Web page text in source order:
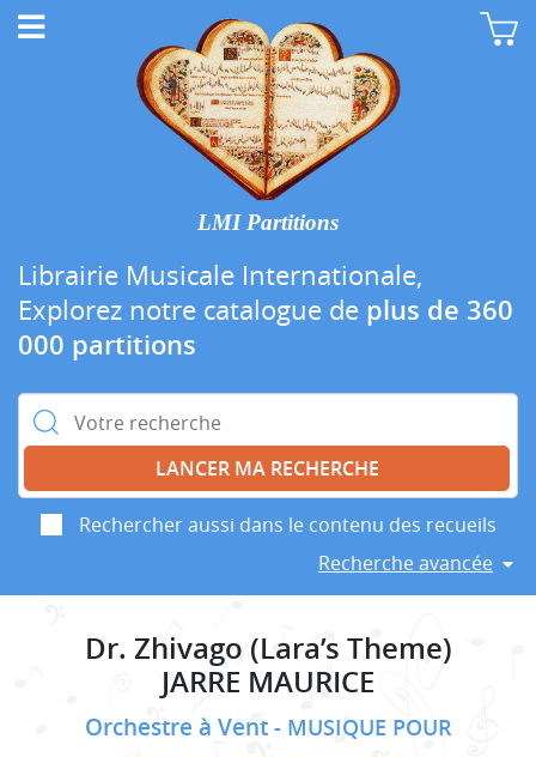
LMI Partitions
Librairie Musicale Internationale,
Explorez notre catalogue de plus de 360
000 partitions
Rechercher :
Rechercher aussi dans le contenu des recueils
Recherche avancée
Dr. Zhivago (Lara’s Theme)
JARRE MAURICE
Orchestre à Vent
MUSIQUE POUR